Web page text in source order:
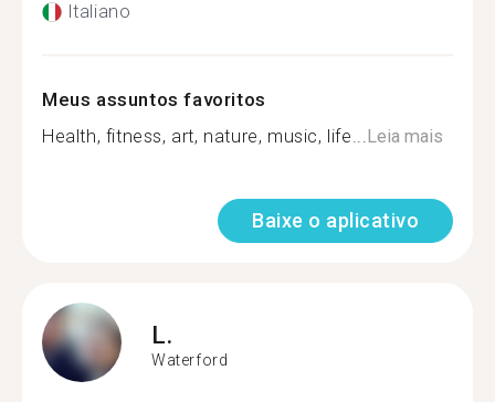
Italiano
Meus assuntos favoritos
Health, fitness, art, nature, music, life...Leia mais
Baixe o aplicativo
L.
Waterford